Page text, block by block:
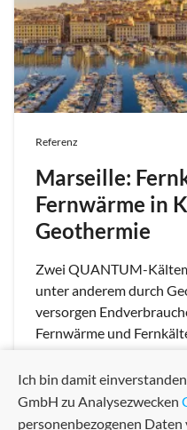
Referenz
Marseille:
Fernwärme in
Geothermie
Zwei QUANTUM-
unter anderem durch
versorgen
Fernwärme und
Ich bin damit
GmbH zu Analysezwecken
personenbezogenen